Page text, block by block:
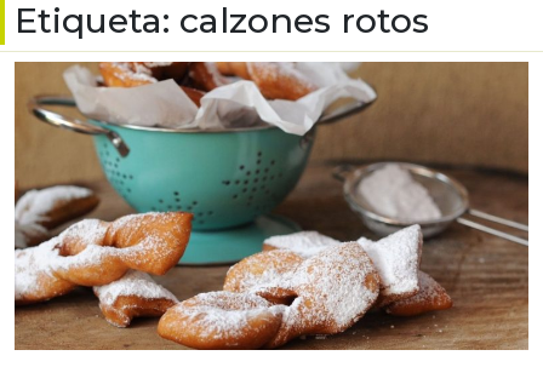
Etiqueta: calzones rotos